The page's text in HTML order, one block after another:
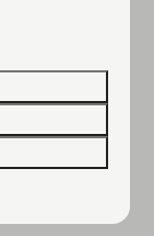
maakt voor